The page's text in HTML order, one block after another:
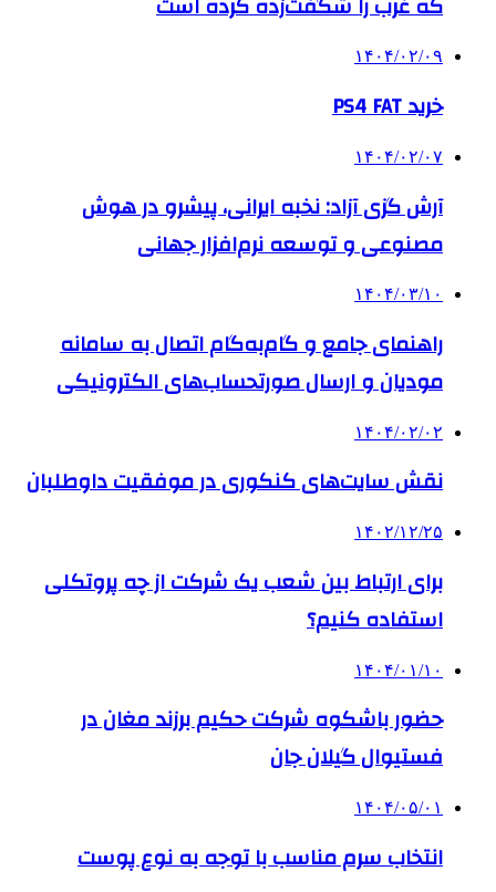
۱۴۰۴/۰۲/۰۹
خرید PS4 FAT
۱۴۰۴/۰۲/۰۷
آرش گزی آزاد: نخبه ایرانی، پیشرو در هوش
مصنوعی و توسعه نرم‌افزار جهانی
۱۴۰۴/۰۳/۱۰
راهنمای جامع و گام‌به‌گام اتصال به سامانه
مودیان و ارسال صورتحساب‌های الکترونیکی
۱۴۰۴/۰۲/۰۲
نقش سایت‌های کنکوری در موفقیت داوطلبان
۱۴۰۲/۱۲/۲۵
برای ارتباط بین شعب یک شرکت از چه پروتکلی
استفاده کنیم؟
۱۴۰۴/۰۱/۱۰
حضور باشکوه شرکت حکیم برزند مغان در
فستیوال گیلان جان
۱۴۰۴/۰۵/۰۱
انتخاب سرم مناسب با توجه به نوع پوست